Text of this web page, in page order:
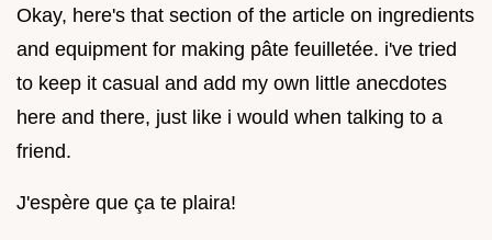
Okay, here's that section of the article on ingredients
and equipment for making pâte feuilletée. i've tried
to keep it casual and add my own little anecdotes
here and there, just like i would when talking to a
friend.
J'espère que ça te plaira!